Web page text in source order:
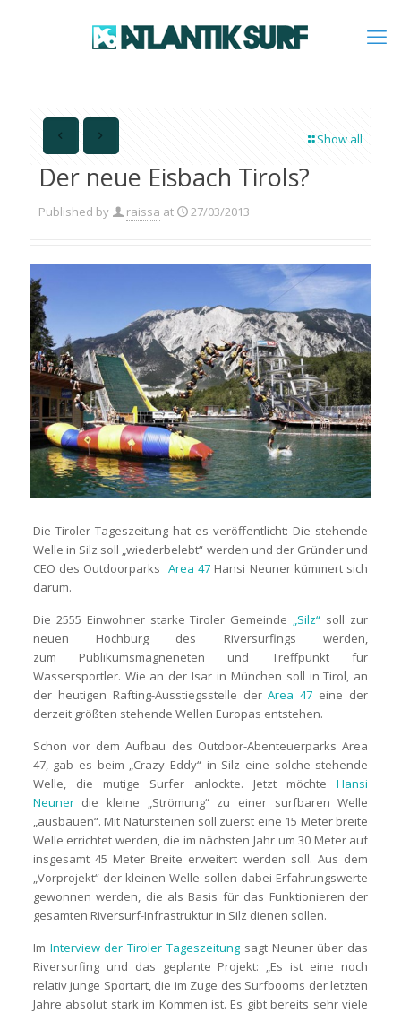
Show all
Der neue Eisbach Tirols?
Published by raissa at 27/03/2013
Die Tiroler Tageszeitung hat es veröffentlicht: Die stehende
Welle in Silz soll „wiederbelebt“ werden und der Gründer und
CEO des Outdoorparks Area 47 Hansi Neuner kümmert sich
darum.
Die 2555 Einwohner starke Tiroler Gemeinde „Silz“ soll zur
neuen Hochburg des Riversurfings werden,
zum Publikumsmagneneten und Treffpunkt für
Wassersportler. Wie an der Isar in München soll in Tirol, an
der heutigen Rafting-Ausstiegsstelle derArea 47 eine der
derzeit größten stehende Wellen Europas entstehen.
Schon vor dem Aufbau des Outdoor-Abenteuerparks Area
47, gab es beim „Crazy Eddy“ in Silz eine solche stehende
Welle, die mutige Surfer anlockte. Jetzt möchteHansi
Neunerdie kleine „Strömung“ zu einer surfbaren Welle
„ausbauen“. Mit Natursteinen soll zuerst eine 15 Meter breite
Welle errichtet werden, die im nächsten Jahr um 30 Meter auf
insgesamt 45 Meter Breite erweitert werden soll. Aus dem
„Vorprojekt“ der kleinen Welle sollen dabei Erfahrungswerte
gewonnen werden, die als Basis für das Funktionieren der
gesamten Riversurf-Infrastruktur in Silz dienen sollen.
Im Interview der Tiroler Tageszeitung sagt Neuner über das
Riversurfing und das geplante Projekt: „Es ist eine noch
relativ junge Sportart, die im Zuge des Surfbooms der letzten
Jahre absolut stark im Kommen ist. Es gibt bereits sehr viele